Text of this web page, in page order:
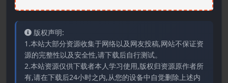
版权声明:
1.本站大部分资源收集于网络以及网友投稿,网站不保证资
源的完整性以及安全性,请下载后自行测试。
2.本站资源仅供下载者本人学习使用,版权归资源原作者所
有,请在下载后24小时之内,从您的设备中自觉删除上述内